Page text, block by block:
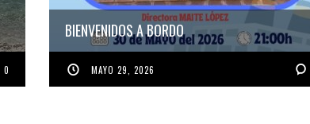
0
BIENVENIDOS A BORDO
MAYO 29, 2026